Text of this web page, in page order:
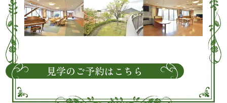
見学のご予約はこちら